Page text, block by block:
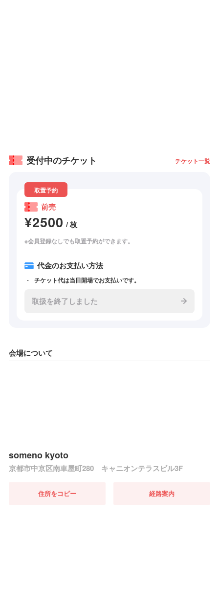
受付中のチケット チケット一覧
取置予約
前売
¥2500 / 枚
※会員登録なしでも取置予約ができます。
代金のお支払い方法
チケット代は当日開場でお支払いです。
取扱を終了しました
会場について
someno kyoto
京都市中京区南車屋町280 キャニオンテラスビル3F
住所をコピー 経路案内